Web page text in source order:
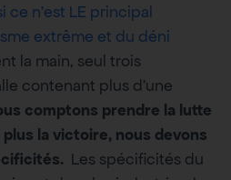
ce n’est LE principal
extrême et du déni
la main, seul trois
contenant plus d’une
comptons prendre la lutte
la victoire, nous devons
Les spécificités du